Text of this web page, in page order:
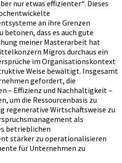
nur etwas effizienter“. Dieses
an ihre Grenzen
betonen, dass es auch gute
meiner Masterarbeit hat
Migros durchaus ein
im Organisationskontext
Weise bewältigt. Insgesamt
gefordert, die
– Effizienz und Nachhaltigkeit –
um die Ressourcenbasis zu
regenerative Wirtschaftsweise zu
als
betrieblichen
stärker zu operationalisieren
für Unternehmen zu